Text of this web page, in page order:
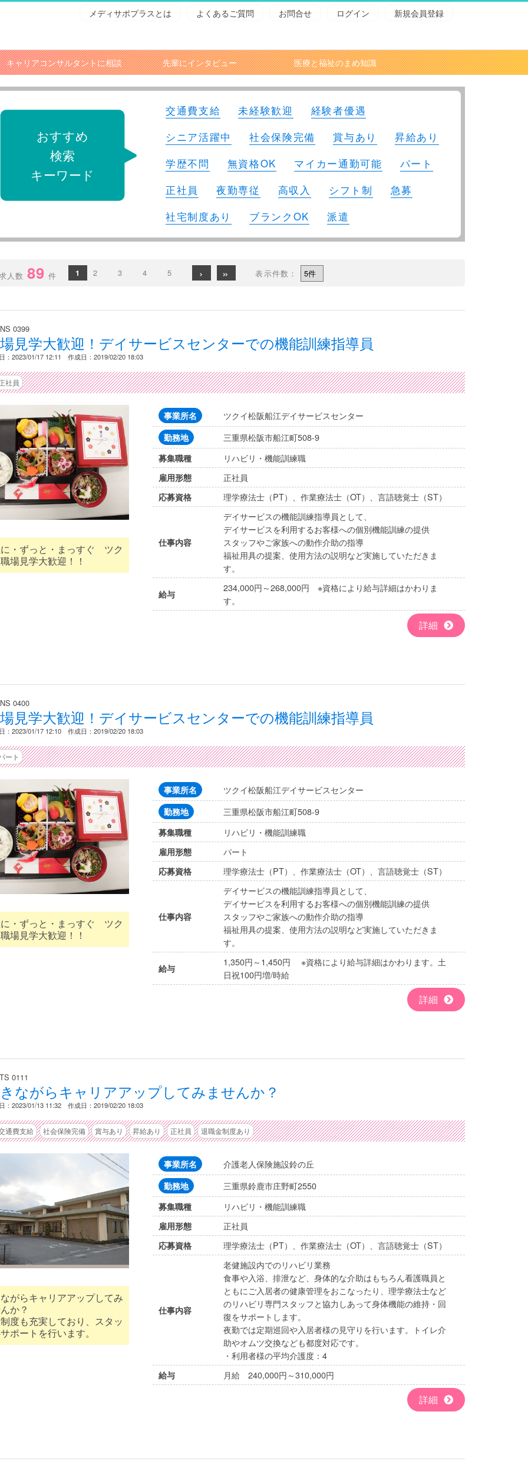
メディサポプラスとは よくあるご質問 お問合せ ログイン 新規会員登録
キャリアコンサルタントに相談 先輩にインタビュー 医療と福祉のまめ知識
おすすめ
検索
キーワード
交通費支給 未経験歓迎
経験者優遇
シニア活躍中
社会保険完備 賞与あり
昇給あり
学歴不問
無資格OK マイカー通勤可能
パート
正社員
夜勤専従 高収入 シフト制
急募
社宅制度あり
ブランクOK 派遣
人数 89 件 1 2 3 4 5 › » 表示件数：
0399
見学大歓迎！デイサービスセンターでの機能訓練指導員
：2023/01/17 12:11 作成日：2019/02/20 18:03
社員
・ずっと・まっすぐ ツク
場見学大歓迎！！
事業所名 ツクイ松阪船江デイサービスセンター
勤務地 三重県松阪市船江町508-9
募集職種 リハビリ・機能訓練職
雇用形態 正社員
応募資格 理学療法士（PT）、作業療法士（OT）、言語聴覚士（ST）
仕事内容
デイサービスの機能訓練指導員として、
デイサービスを利用するお客様への個別機能訓練の提供
スタッフやご家族への動作介助の指導
福祉用具の提案、使用方法の説明など実施していただきま
す。
給与
234,000円～268,000円 ※資格により給与詳細はかわりま
す。
詳細
0400
見学大歓迎！デイサービスセンターでの機能訓練指導員
：2023/01/17 12:10 作成日：2019/02/20 18:03
ート
・ずっと・まっすぐ ツク
場見学大歓迎！！
事業所名 ツクイ松阪船江デイサービスセンター
勤務地 三重県松阪市船江町508-9
募集職種 リハビリ・機能訓練職
雇用形態 パート
応募資格 理学療法士（PT）、作業療法士（OT）、言語聴覚士（ST）
仕事内容
デイサービスの機能訓練指導員として、
デイサービスを利用するお客様への個別機能訓練の提供
スタッフやご家族への動作介助の指導
福祉用具の提案、使用方法の説明など実施していただきま
す。
給与
1,350円～1,450円 ※資格により給与詳細はかわります。土
日祝100円増/時給
詳細
0111
ながらキャリアアップしてみませんか？
：2023/01/13 11:32 作成日：2019/02/20 18:03
通費支給 社会保険完備 賞与あり 昇給あり 正社員 退職金制度あり
がらキャリアアップしてみ
か？
度も充実しており、スタッ
ポートを行います。
事業所名 介護老人保険施設鈴の丘
勤務地 三重県鈴鹿市庄野町2550
募集職種 リハビリ・機能訓練職
雇用形態 正社員
応募資格 理学療法士（PT）、作業療法士（OT）、言語聴覚士（ST）
仕事内容
老健施設内でのリハビリ業務
食事や入浴、排泄など、身体的な介助はもちろん看護職員と
ともにご入居者の健康管理をおこなったり、理学療法士など
のリハビリ専門スタッフと協力しあって身体機能の維持・回
復をサポートします。
夜勤では定期巡回や入居者様の見守りを行います。トイレ介
助やオムツ交換なども都度対応です。
・利用者様の平均介護度：4
給与 月給 240,000円～310,000円
詳細